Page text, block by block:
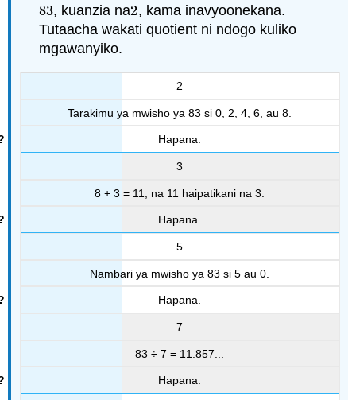
83
83, kuanzia na2
2, kama inavyoonekana.
Tutaacha wakati quotient ni ndogo kuliko
mgawanyiko.
2
Tarakimu ya mwisho ya 83 si 0, 2, 4, 6, au 8.
Hapana.
3
8 + 3 = 11, na 11 haipatikani na 3.
Hapana.
5
Nambari ya mwisho ya 83 si 5 au 0.
Hapana.
7
83 ÷ 7 = 11.857...
Hapana.